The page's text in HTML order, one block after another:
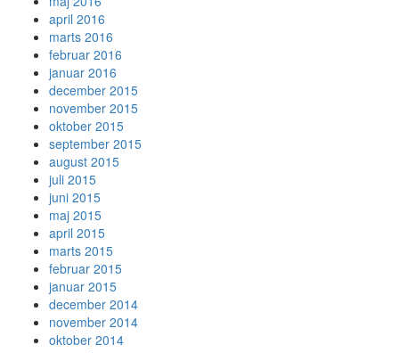
april 2016
marts 2016
februar 2016
januar 2016
december 2015
november 2015
oktober 2015
september 2015
august 2015
juli 2015
juni 2015
maj 2015
april 2015
marts 2015
februar 2015
januar 2015
december 2014
november 2014
oktober 2014